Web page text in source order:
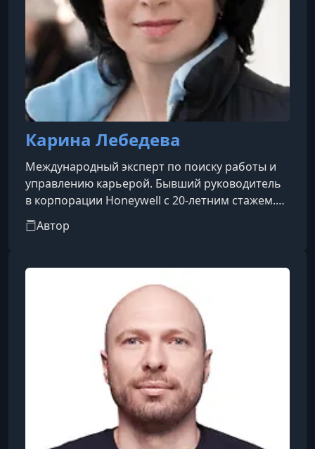
Карина Лебедева
Международный эксперт по поиску работы и
управлению карьерой. Бывший руководитель
в корпорации Honeywell с 20-летним стажем.
Ведет популярные блоги «Секреты карьеры с
Кариной Лебедевой» и программу «Клуб
Автор